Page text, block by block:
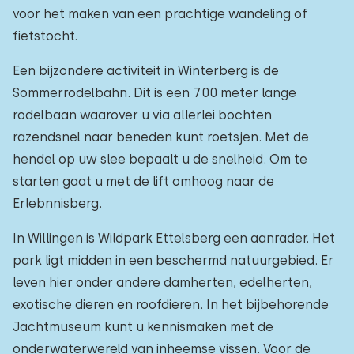
voor het maken van een prachtige wandeling of
fietstocht.
Een bijzondere activiteit in Winterberg is de
Sommerrodelbahn. Dit is een 700 meter lange
rodelbaan waarover u via allerlei bochten
razendsnel naar beneden kunt roetsjen. Met de
hendel op uw slee bepaalt u de snelheid. Om te
starten gaat u met de lift omhoog naar de
Erlebnnisberg.
In Willingen is Wildpark Ettelsberg een aanrader. Het
park ligt midden in een beschermd natuurgebied. Er
leven hier onder andere damherten, edelherten,
exotische dieren en roofdieren. In het bijbehorende
Jachtmuseum kunt u kennismaken met de
onderwaterwereld van inheemse vissen. Voor de